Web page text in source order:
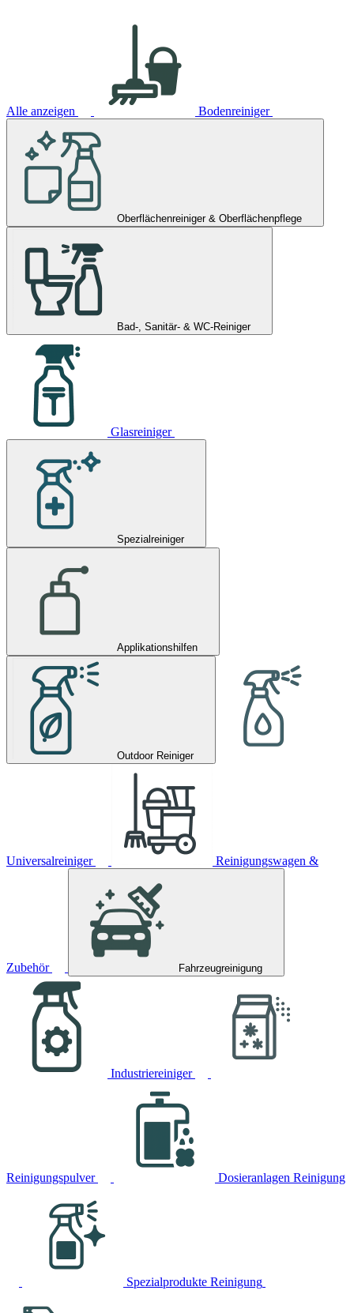
Alle anzeigen Bodenreiniger
Oberflächenreiniger & Oberflächenpflege
Bad-, Sanitär- & WC-Reiniger
Glasreiniger
Spezialreiniger
Applikationshilfen
Outdoor Reiniger
Universalreiniger Reinigungswagen &
Zubehör Fahrzeugreinigung
Industriereiniger
Reinigungspulver Dosieranlagen Reinigung
Spezialprodukte Reinigung